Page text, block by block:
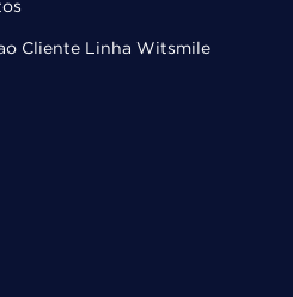
Cliente Linha Witsmile